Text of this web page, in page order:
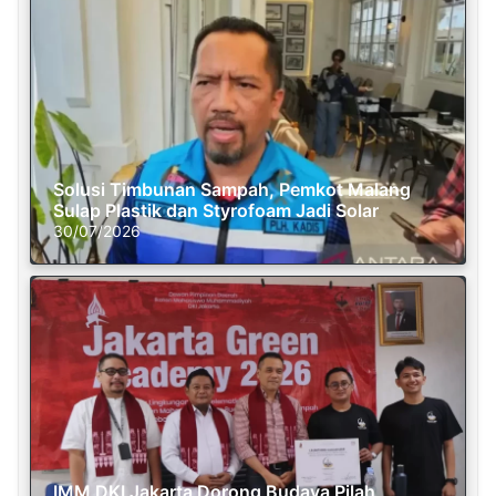
Solusi Timbunan Sampah, Pemkot Malang
Sulap Plastik dan Styrofoam Jadi Solar
30/07/2026